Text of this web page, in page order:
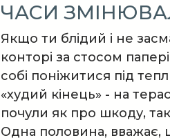
ЧАСИ
Якщо ти блідий і не
конторі за стосом
собі поніжитися під
«худий кінець» - на
почули як про шкоду,
Одна половина, вважає,